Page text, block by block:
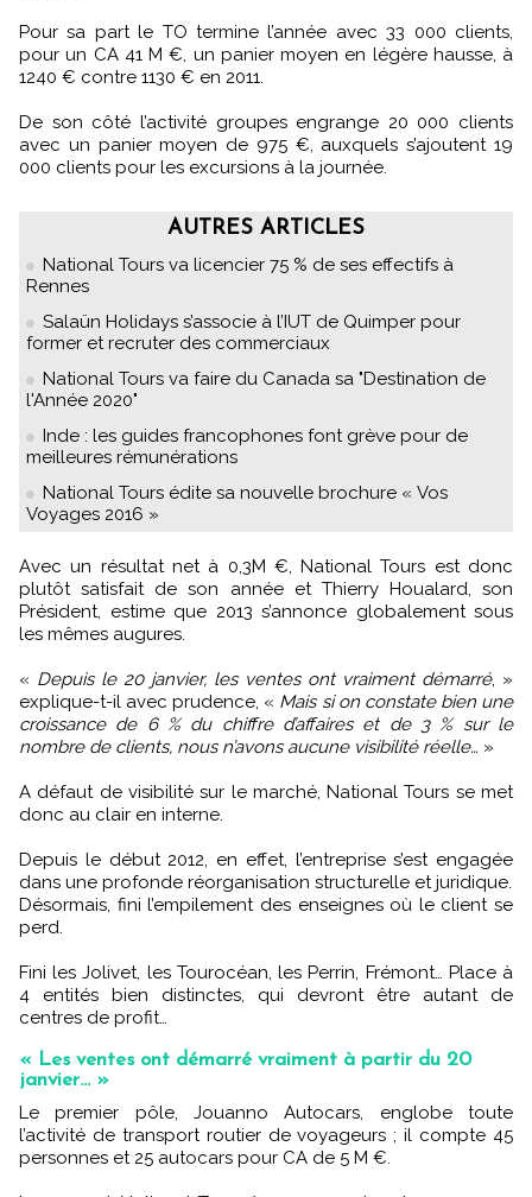
Pour sa part le TO termine l’année avec 33 000 clients,
pour un CA 41 M €, un panier moyen en légère hausse, à
1240 € contre 1130 € en 2011.
De son côté l’activité groupes engrange 20 000 clients
avec un panier moyen de 975 €, auxquels s’ajoutent 19
000 clients pour les excursions à la journée.
AUTRES ARTICLES
National Tours va licencier 75 % de ses effectifs à
Rennes
Salaün Holidays s’associe à l’IUT de Quimper pour
former et recruter des commerciaux
National Tours va faire du Canada sa "Destination de
l'Année 2020"
Inde : les guides francophones font grève pour de
meilleures rémunérations
National Tours édite sa nouvelle brochure « Vos
Voyages 2016 »
Avec un résultat net à 0,3M €, National Tours est donc
plutôt satisfait de son année et Thierry Houalard, son
Président, estime que 2013 s’annonce globalement sous
les mêmes augures.
« Depuis le 20 janvier, les ventes ont vraiment démarré, »
explique-t-il avec prudence, « Mais si on constate bien une
croissance de 6 % du chiffre d’affaires et de 3 % sur le
nombre de clients, nous n’avons aucune visibilité réelle… »
A défaut de visibilité sur le marché, National Tours se met
donc au clair en interne.
Depuis le début 2012, en effet, l’entreprise s’est engagée
dans une profonde réorganisation structurelle et juridique.
Désormais, fini l’empilement des enseignes où le client se
perd.
Fini les Jolivet, les Tourocéan, les Perrin, Frémont… Place à
4 entités bien distinctes, qui devront être autant de
centres de profit…
« Les ventes ont démarré vraiment à partir du 20
janvier… »
Le premier pôle, Jouanno Autocars, englobe toute
l’activité de transport routier de voyageurs ; il compte 45
personnes et 25 autocars pour CA de 5 M €.